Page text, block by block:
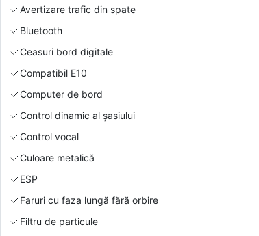
Avertizare trafic din spate
Bluetooth
Ceasuri bord digitale
Compatibil E10
Computer de bord
Control dinamic al șasiului
Control vocal
Culoare metalică
ESP
Faruri cu faza lungă fără orbire
Filtru de particule